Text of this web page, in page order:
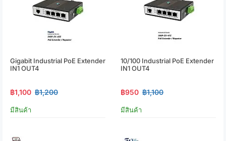
Gigabit Industrial PoE Extender
IN1 OUT4
฿1,100 ฿1,200
มีสินค้า
10/100 Industrial PoE Extender
IN1 OUT4
฿950 ฿1,100
มีสินค้า